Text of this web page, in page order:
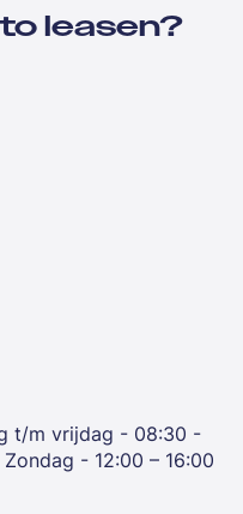
leasen?
t/m vrijdag - 08:30 -
Zondag - 12:00 – 16:00